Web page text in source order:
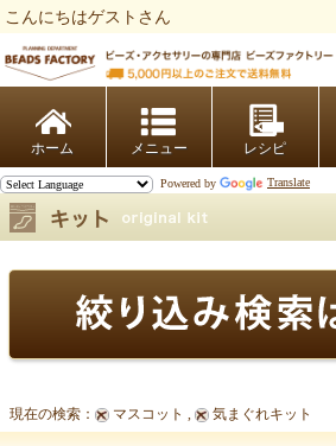
こんにちはゲストさん
ホーム レシピ
Powered by Translate
現在の検索： マスコット , 気まぐれキット